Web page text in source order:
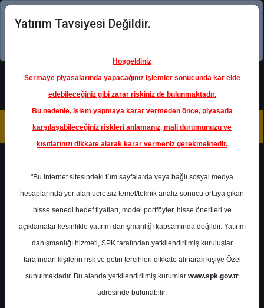
Şimdi uygulamayı indirin!
YKBNK - YAPI VE KREDİ BANKASI
A.Ş.
Hedef Fiyat 43.00 ₺
Getiri
%0.00
Yatırım Tavsiyesi Değildir.
Hoşgeldiniz
Sermaye piyasalarında yapacağınız işlemler sonucunda kar elde
edebileceğiniz gibi zarar riskiniz de bulunmaktadır.
Bu nedenle, işlem yapmaya karar vermeden önce, piyasada
karşılaşabileceğiniz riskleri anlamanız, mali durumunuzu ve
kısıtlarınızı dikkate alarak karar vermeniz gerekmektedir.
"Bu internet sitesindeki tüm sayfalarda veya bağlı sosyal medya
hesaplarında yer alan ücretsiz temel/teknik analiz sonucu ortaya çıkan
hisse senedi hedef fiyatları, model portföyler, hisse önerileri ve
açıklamalar kesinlikle yatırım danışmanlığı kapsamında değildir. Yatırım
danışmanlığı hizmeti, SPK tarafından yetkilendirilmiş kuruluşlar
tarafından kişilerin risk ve getiri tercihleri dikkate alınarak kişiye Özel
sunulmaktadır. Bu alanda yetkilendirilmiş kurumlar www.spk.gov.tr
adresinde bulunabilir.